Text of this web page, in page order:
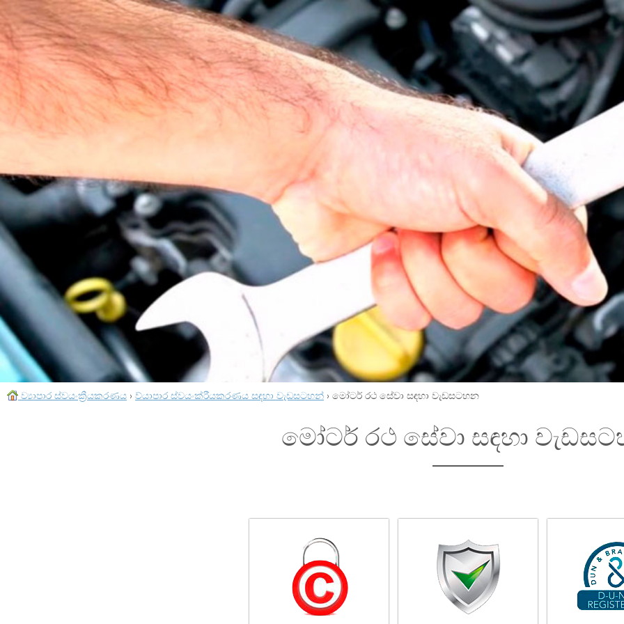
ව්‍යාපාර ස්වයංක්‍රීයකරණය › ව්යාපාර ස්වයංක්රීයකරණය සඳහා වැඩසටහන් › මෝටර් රථ සේවා සඳහා වැඩසටහන
මෝටර් රථ සේවා සඳහා